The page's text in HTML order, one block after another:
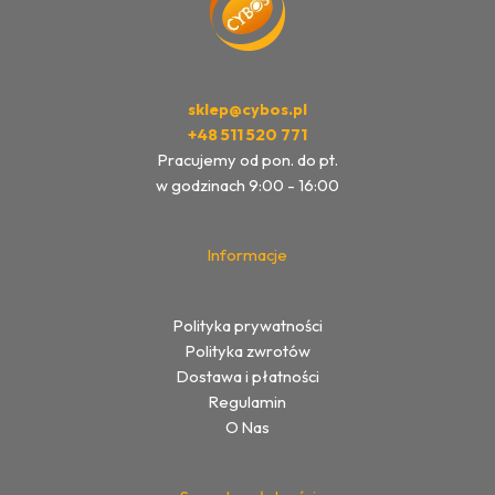
sklep@cybos.pl
+48 511 520 771
Pracujemy od pon. do pt.
w godzinach 9:00 - 16:00
Informacje
Polityka prywatności
Polityka zwrotów
Dostawa i płatności
Regulamin
O Nas